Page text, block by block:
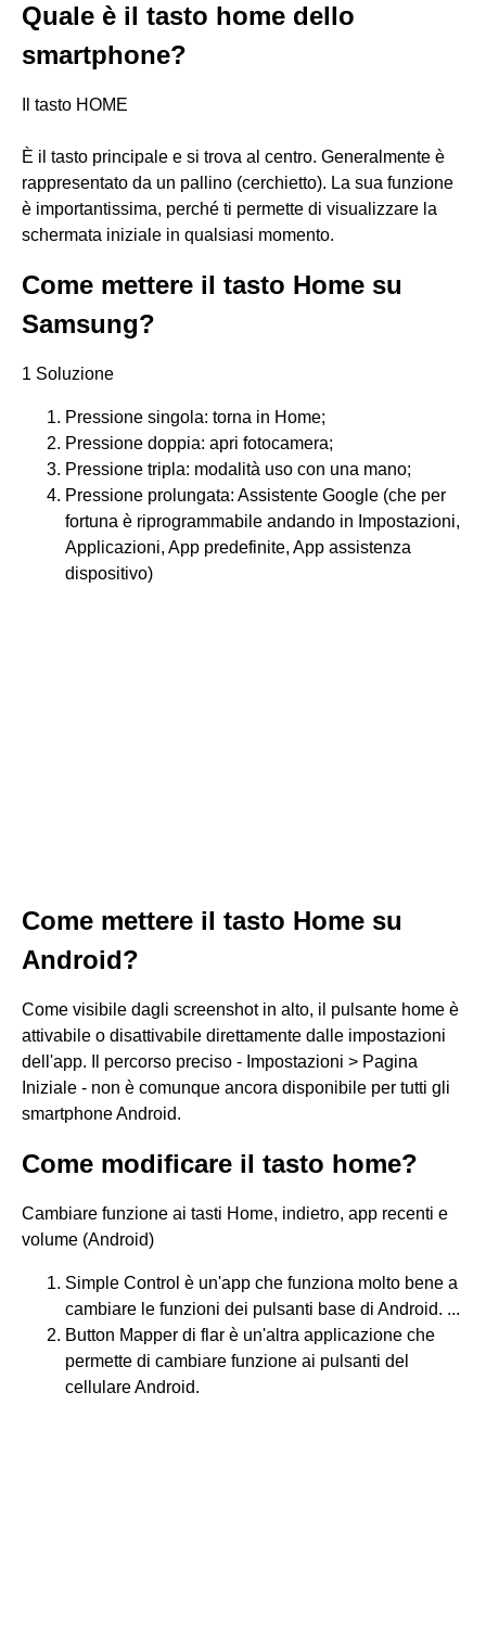
Quale è il tasto home dello
smartphone?
Il tasto HOME
È il tasto principale e si trova al centro. Generalmente è
rappresentato da un pallino (cerchietto). La sua funzione
è importantissima, perché ti permette di visualizzare la
schermata iniziale in qualsiasi momento.
Come mettere il tasto Home su
Samsung?
1 Soluzione
Pressione singola: torna in Home;
Pressione doppia: apri fotocamera;
Pressione tripla: modalità uso con una mano;
Pressione prolungata: Assistente Google (che per
fortuna è riprogrammabile andando in Impostazioni,
Applicazioni, App predefinite, App assistenza
dispositivo)
Come mettere il tasto Home su
Android?
Come visibile dagli screenshot in alto, il pulsante home è
attivabile o disattivabile direttamente dalle impostazioni
dell'app. Il percorso preciso - Impostazioni > Pagina
Iniziale - non è comunque ancora disponibile per tutti gli
smartphone Android.
Come modificare il tasto home?
Cambiare funzione ai tasti Home, indietro, app recenti e
volume (Android)
Simple Control è un'app che funziona molto bene a
cambiare le funzioni dei pulsanti base di Android. ...
Button Mapper di flar è un'altra applicazione che
permette di cambiare funzione ai pulsanti del
cellulare Android.